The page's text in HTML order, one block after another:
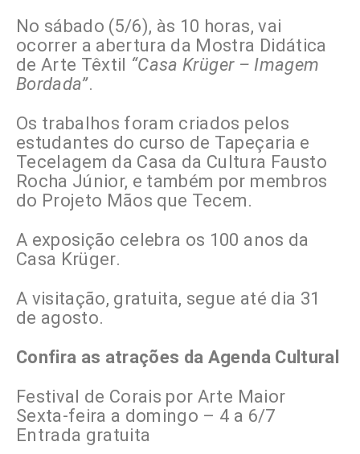
No sábado (5/6), às 10 horas, vai
ocorrer a abertura da Mostra Didática
de Arte Têxtil “Casa Krüger – Imagem
Bordada”.
Os trabalhos foram criados pelos
estudantes do curso de Tapeçaria e
Tecelagem da Casa da Cultura Fausto
Rocha Júnior, e também por membros
do Projeto Mãos que Tecem.
A exposição celebra os 100 anos da
Casa Krüger.
A visitação, gratuita, segue até dia 31
de agosto.
Confira as atrações da Agenda Cultural
Festival de Corais por Arte Maior
Sexta-feira a domingo – 4 a 6/7
Entrada gratuita